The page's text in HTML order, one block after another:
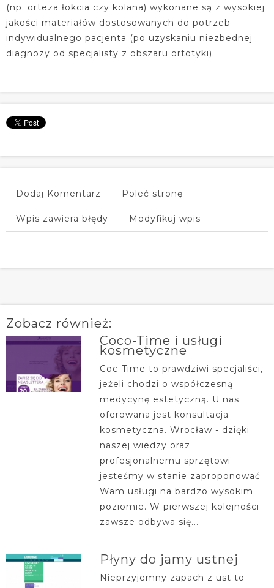
(np. orteza łokcia czy kolana) wykonane są z wysokiej
jakości materiałów dostosowanych do potrzeb
indywidualnego pacjenta (po uzyskaniu niezbednej
diagnozy od specjalisty z obszaru ortotyki).
Dodaj Komentarz Poleć stronę
Wpis zawiera błędy Modyfikuj wpis
Zobacz również:
Coco-Time i usługi
kosmetyczne
Coc-Time to prawdziwi specjaliści,
jeżeli chodzi o współczesną
medycynę estetyczną. U nas
oferowana jest konsultacja
kosmetyczna. Wrocław - dzięki
naszej wiedzy oraz
profesjonalnemu sprzętowi
jesteśmy w stanie zaproponować
Wam usługi na bardzo wysokim
poziomie. W pierwszej kolejności
zawsze odbywa się...
Płyny do jamy ustnej
Nieprzyjemny zapach z ust to